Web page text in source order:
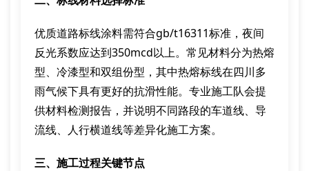
优质道路标线涂料需符合gb/t16311标准，夜间
反光系数应达到350mcd以上。常见材料分为热熔
型、冷漆型和双组份型，其中热熔标线在四川多
雨气候下具有更好的抗滑性能。专业施工队会提
供材料检测报告，并说明不同路段的车道线、导
流线、人行横道线等差异化施工方案。
三、施工过程关键节点